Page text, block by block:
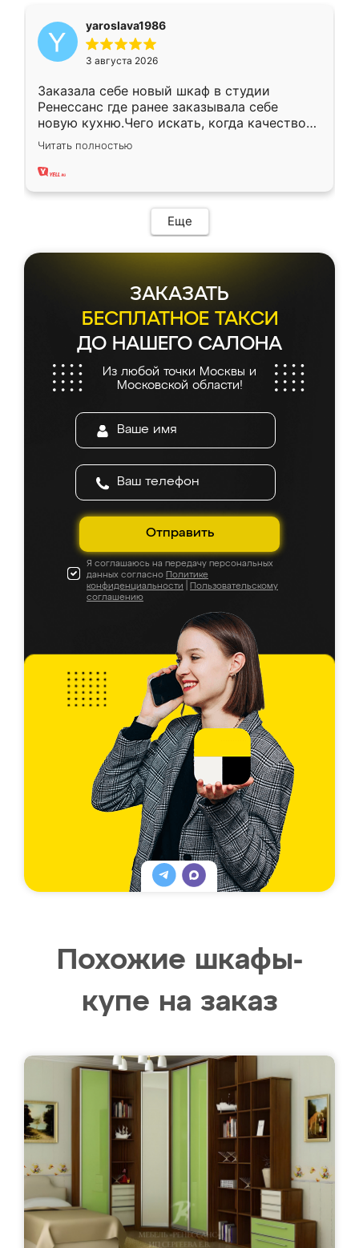
yaroslava1986
3 августа 2026
Заказала себе новый шкаф в студии
Ренессанс где ранее заказывала себе
новую кухню.Чего искать, когда качеством
вполне довольна. Служит кухня уже почти
два года, нареканий нет.
Читать полностью
Еще
ЗАКАЗАТЬ
БЕСПЛАТНОЕ ТАКСИ
ДО НАШЕГО САЛОНА
Из любой точки Москвы и
Московской области!
Отправить
Я соглашаюсь на передачу персональных
данных согласно Политике
конфиденциальности
Пользовательскому
соглашению
Похожие шкафы-
купе на заказ